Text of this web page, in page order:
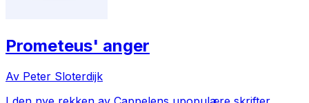
Prometeus' anger
Av Peter Sloterdijk